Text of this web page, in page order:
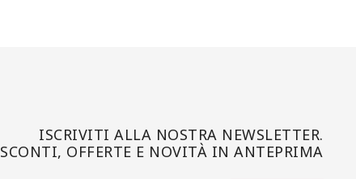
ISCRIVITI ALLA NOSTRA NEWSLETTER.
SCONTI, OFFERTE E NOVITÀ IN ANTEPRIMA